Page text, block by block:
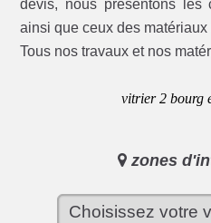
devis, nous présentons les
ainsi que ceux des matériaux
Tous nos travaux et nos
vitrier 2 bourg
zones